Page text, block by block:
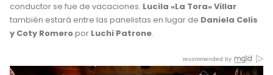
conductor se fue de vacaciones. Lucila «La Tora» Villar
también estará entre las panelistas en lugar de Daniela Celis
y Coty Romeropor Luchi Patrone.